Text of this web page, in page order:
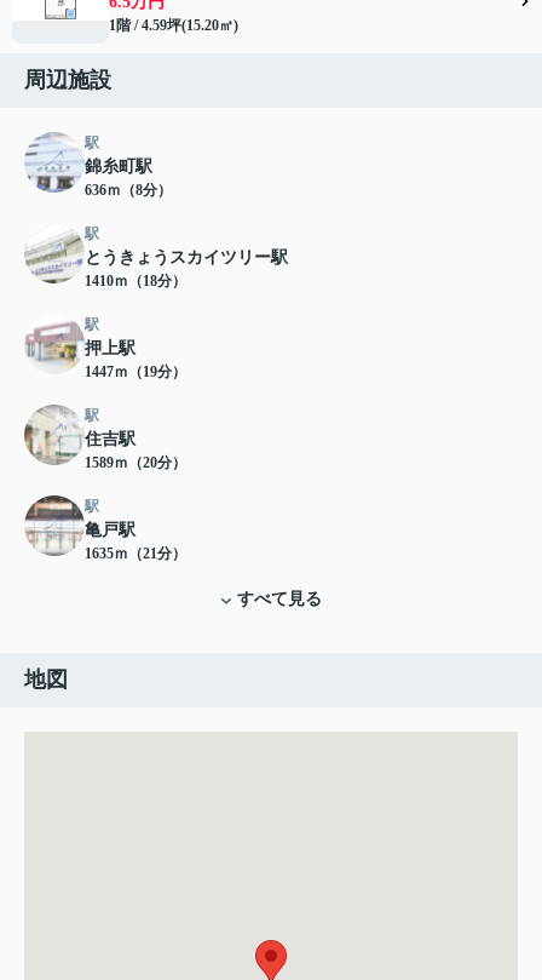
1階 / 4.59坪(15.20㎡)
周辺施設
駅
錦糸町駅
636ｍ（8分）
駅
とうきょうスカイツリー駅
1410ｍ（18分）
駅
押上駅
1447ｍ（19分）
駅
住吉駅
1589ｍ（20分）
駅
亀戸駅
1635ｍ（21分）
すべて見る
地図